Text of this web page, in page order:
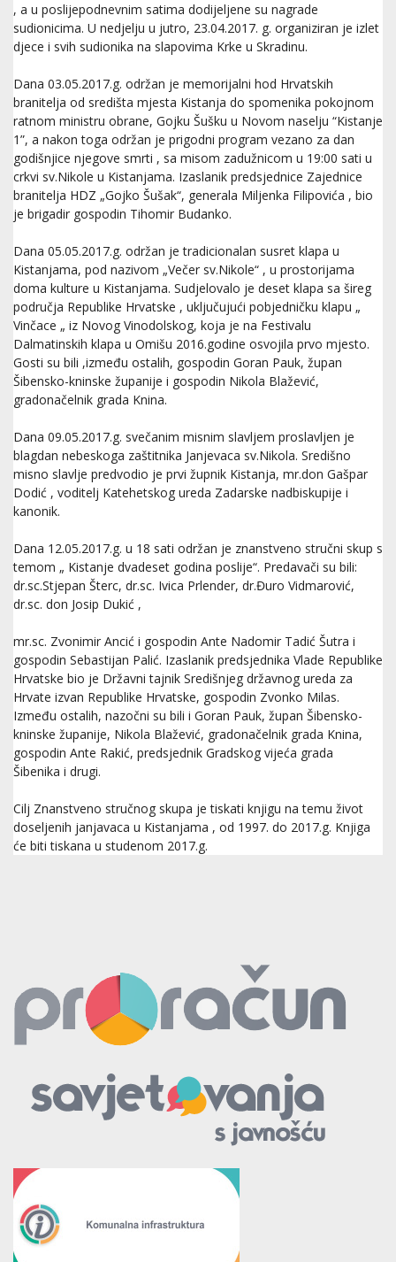
, a u poslijepodnevnim satima dodijeljene su nagrade
sudionicima. U nedjelju u jutro, 23.04.2017. g. organiziran je izlet
djece i svih sudionika na slapovima Krke u Skradinu.
Dana 03.05.2017.g. održan je memorijalni hod Hrvatskih
branitelja od središta mjesta Kistanja do spomenika pokojnom
ratnom ministru obrane, Gojku Šušku u Novom naselju “Kistanje
1”, a nakon toga održan je prigodni program vezano za dan
godišnjice njegove smrti , sa misom zadužnicom u 19:00 sati u
crkvi sv.Nikole u Kistanjama. Izaslanik predsjednice Zajednice
branitelja HDZ „Gojko Šušak“, generala Miljenka Filipovića , bio
je brigadir gospodin Tihomir Budanko.
Dana 05.05.2017.g. održan je tradicionalan susret klapa u
Kistanjama, pod nazivom „Večer sv.Nikole“ , u prostorijama
doma kulture u Kistanjama. Sudjelovalo je deset klapa sa šireg
područja Republike Hrvatske , uključujući pobjedničku klapu „
Vinčace „ iz Novog Vinodolskog, koja je na Festivalu
Dalmatinskih klapa u Omišu 2016.godine osvojila prvo mjesto.
Gosti su bili ,između ostalih, gospodin Goran Pauk, župan
Šibensko-kninske županije i gospodin Nikola Blažević,
gradonačelnik grada Knina.
Dana 09.05.2017.g. svečanim misnim slavljem proslavljen je
blagdan nebeskoga zaštitnika Janjevaca sv.Nikola. Središno
misno slavlje predvodio je prvi župnik Kistanja, mr.don Gašpar
Dodić , voditelj Katehetskog ureda Zadarske nadbiskupije i
kanonik.
Dana 12.05.2017.g. u 18 sati održan je znanstveno stručni skup s
temom „ Kistanje dvadeset godina poslije“. Predavači su bili:
dr.sc.Stjepan Šterc, dr.sc. Ivica Prlender, dr.Đuro Vidmarović,
dr.sc. don Josip Dukić ,
mr.sc. Zvonimir Ancić i gospodin Ante Nadomir Tadić Šutra i
gospodin Sebastijan Palić. Izaslanik predsjednika Vlade Republike
Hrvatske bio je Državni tajnik Središnjeg državnog ureda za
Hrvate izvan Republike Hrvatske, gospodin Zvonko Milas.
Između ostalih, nazočni su bili i Goran Pauk, župan Šibensko-
kninske županije, Nikola Blažević, gradonačelnik grada Knina,
gospodin Ante Rakić, predsjednik Gradskog vijeća grada
Šibenika i drugi.
Cilj Znanstveno stručnog skupa je tiskati knjigu na temu život
doseljenih janjavaca u Kistanjama , od 1997. do 2017.g. Knjiga
će biti tiskana u studenom 2017.g.